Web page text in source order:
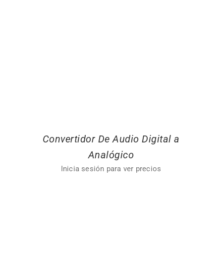
Convertidor De Audio Digital a
Analógico
Inicia sesión para ver precios